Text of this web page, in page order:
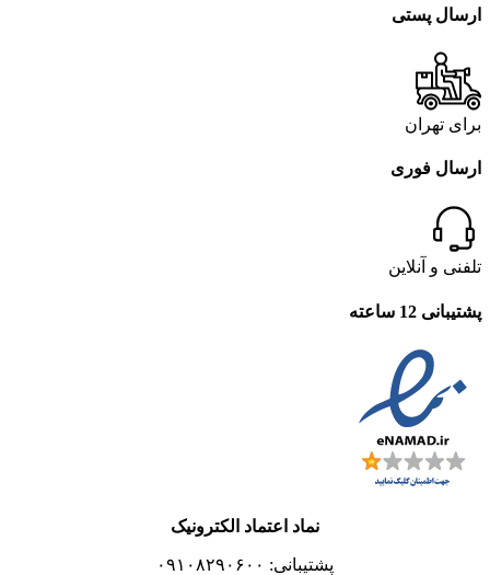
ارسال پستی
برای تهران
ارسال فوری
تلفنی و آنلاین
پشتیبانی 12 ساعته
نماد اعتماد الکترونیک
پشتیبانی: ۰۹۱۰۸۲۹۰۶۰۰